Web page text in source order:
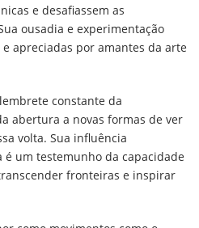
e desafiassem as
ousadia e experimentação
apreciadas por amantes da arte
constante da
abertura a novas formas de ver
volta. Sua influência
um testemunho da capacidade
fronteiras e inspirar